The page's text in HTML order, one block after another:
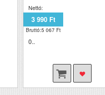
Nettó:
3 990 Ft
Bruttó:5 067 Ft
0..